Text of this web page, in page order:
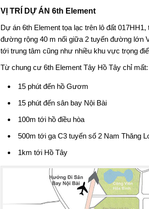
VỊ TRÍ DỰ ÁN 6th Element
Dự án 6th Elementtọa lạc trên lô đất 017HH1,
đường rộng 40 m nối giữa 2 tuyến đường lớn
tới trung tâm cũng như nhiều khu vực trọng
Từ chung cư 6th Element Tây Hồ Tây chỉ mất:
15 phút đến hồ Gươm
15 phút đến sân bay Nội Bài
100m tới hồ điều hòa
500m tới ga C3 tuyến số 2 Nam Thăng
1km tới Hồ Tây